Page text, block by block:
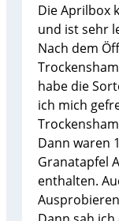
Die Aprilbox
und ist sehr
Nach dem
habe die
ich mich
Dann waren
Granatapfel
enthalten.